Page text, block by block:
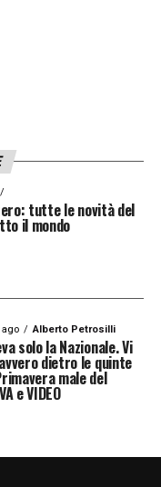
tutte le novità del
il mondo
Alberto Petrosilli
solo la Nazionale. Vi
dietro le quinte
male del
e VIDEO